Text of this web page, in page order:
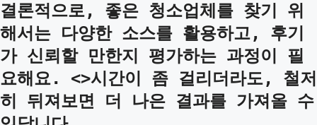
결론적으로, 좋은 청소업체를 찾기 위
해서는 다양한 소스를 활용하고, 후기
가 신뢰할 만한지 평가하는 과정이 필
요해요.
<>시간이 좀 걸리더라도, 철저
히 뒤져보면 더 나은 결과를 가져올 수